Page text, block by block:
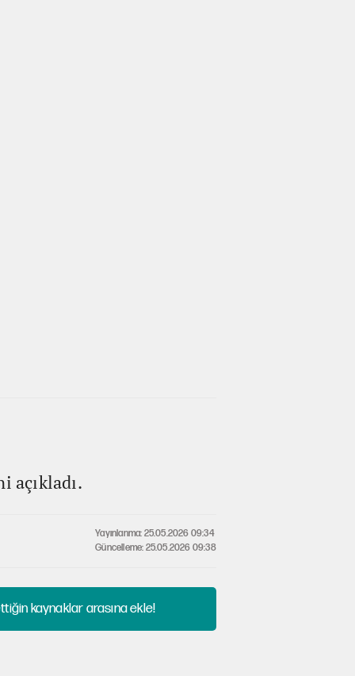
açıkladı.
Yayınlanma: 25.05.2026 09:34
Güncelleme: 25.05.2026 09:38
kaynaklar arasına ekle!